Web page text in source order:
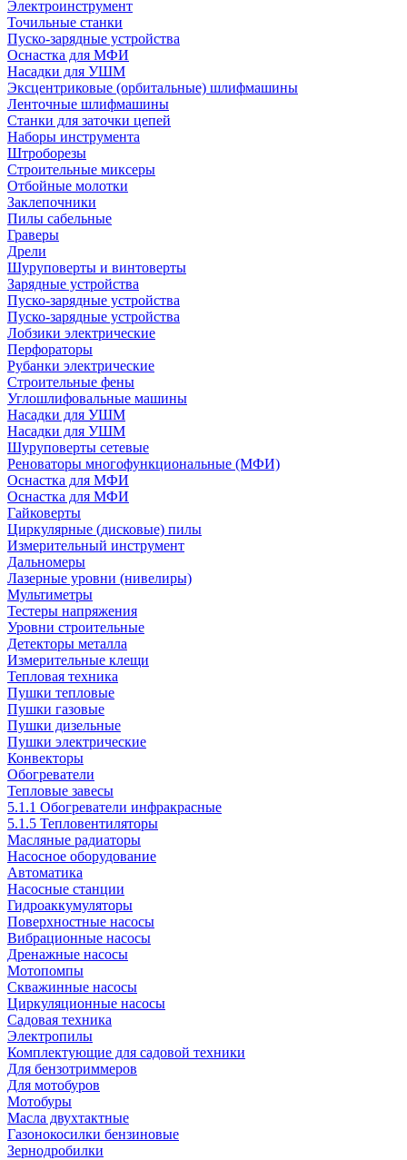
Электроинструмент
Точильные станки
Пуско-зарядные устройства
Оснастка для МФИ
Насадки для УШМ
Эксцентриковые (орбитальные) шлифмашины
Ленточные шлифмашины
Станки для заточки цепей
Наборы инструмента
Штроборезы
Строительные миксеры
Отбойные молотки
Заклепочники
Пилы сабельные
Граверы
Дрели
Шуруповерты и винтоверты
Зарядные устройства
Пуско-зарядные устройства
Пуско-зарядные устройства
Лобзики электрические
Перфораторы
Рубанки электрические
Строительные фены
Углошлифовальные машины
Насадки для УШМ
Насадки для УШМ
Шуруповерты сетевые
Реноваторы многофункциональные (МФИ)
Оснастка для МФИ
Оснастка для МФИ
Гайковерты
Циркулярные (дисковые) пилы
Измерительный инструмент
Дальномеры
Лазерные уровни (нивелиры)
Мультиметры
Тестеры напряжения
Уровни строительные
Детекторы металла
Измерительные клещи
Тепловая техника
Пушки тепловые
Пушки газовые
Пушки дизельные
Пушки электрические
Конвекторы
Обогреватели
Тепловые завесы
5.1.1 Обогреватели инфракрасные
5.1.5 Тепловентиляторы
Масляные радиаторы
Насосное оборудование
Автоматика
Насосные станции
Гидроаккумуляторы
Поверхностные насосы
Вибрационные насосы
Дренажные насосы
Мотопомпы
Скважинные насосы
Циркуляционные насосы
Садовая техника
Электропилы
Комплектующие для садовой техники
Для бензотриммеров
Для мотобуров
Мотобуры
Масла двухтактные
Газонокосилки бензиновые
Зернодробилки